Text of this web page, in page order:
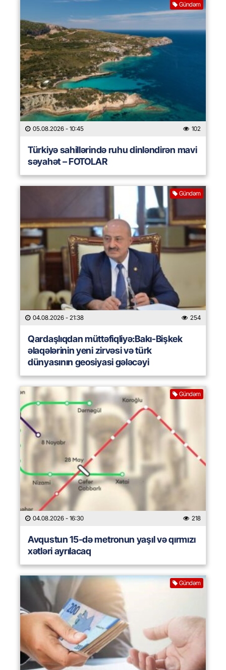
Gündəm
05.08.2026 - 10:45 102
Türkiyə sahillərində ruhu dinləndirən mavi
səyahət – FOTOLAR
Gündəm
04.08.2026 - 21:38 254
Qardaşlıqdan müttəfiqliyə:Bakı-Bişkek
əlaqələrinin yeni zirvəsi və türk
dünyasının geosiyasi gələcəyi
Gündəm
04.08.2026 - 16:30 218
Avqustun 15-də metronun yaşıl və qırmızı
xətləri ayrılacaq
Gündəm